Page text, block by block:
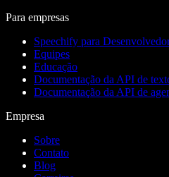
Para empresas
Speechify para
Equipes
Educação
Documentação da API de
Documentação da API de
Empresa
Sobre
Contato
Blog